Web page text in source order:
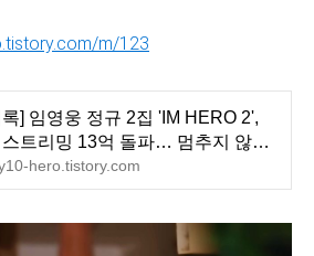
m/123
록] 임영웅 정규 2집 'IM HERO 2',
스트리밍 13억 돌파… 멈추지 않는
아이콘'
hero.tistory.com